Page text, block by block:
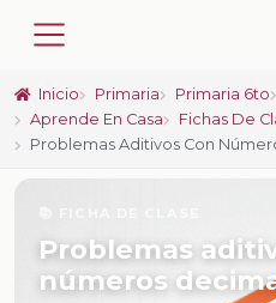
Inicio Primaria Primaria 6to
Aprende En Casa
Fichas De
Problemas Aditivos Con
Problemas
números